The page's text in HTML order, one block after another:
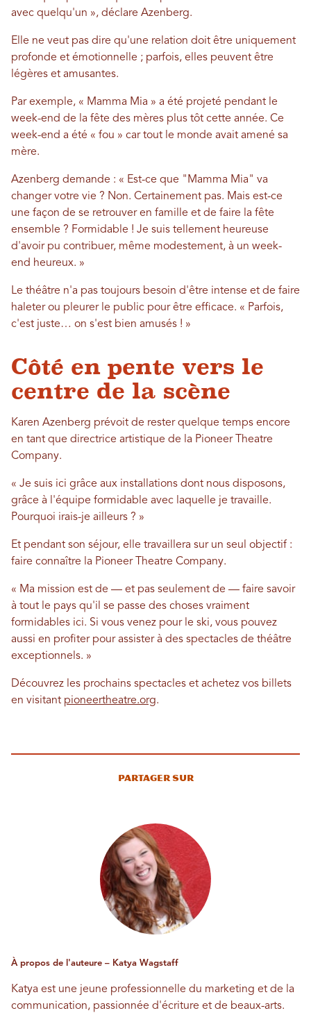
avec quelqu'un », déclare Azenberg.
Elle ne veut pas dire qu'une relation doit être uniquement
profonde et émotionnelle ; parfois, elles peuvent être
légères et amusantes.
Par exemple, « Mamma Mia » a été projeté pendant le
week-end de la fête des mères plus tôt cette année. Ce
week-end a été « fou » car tout le monde avait amené sa
mère.
Azenberg demande : « Est-ce que "Mamma Mia" va
changer votre vie ? Non. Certainement pas. Mais est-ce
une façon de se retrouver en famille et de faire la fête
ensemble ? Formidable ! Je suis tellement heureuse
d'avoir pu contribuer, même modestement, à un week-
end heureux. »
Le théâtre n'a pas toujours besoin d'être intense et de faire
haleter ou pleurer le public pour être efficace. « Parfois,
c'est juste… on s'est bien amusés ! »
Côté en pente vers le
centre de la scène
Karen Azenberg prévoit de rester quelque temps encore
en tant que directrice artistique de la Pioneer Theatre
Company.
« Je suis ici grâce aux installations dont nous disposons,
grâce à l'équipe formidable avec laquelle je travaille.
Pourquoi irais-je ailleurs ? »
Et pendant son séjour, elle travaillera sur un seul objectif :
faire connaître la Pioneer Theatre Company.
« Ma mission est de — et pas seulement de — faire savoir
à tout le pays qu'il se passe des choses vraiment
formidables ici. Si vous venez pour le ski, vous pouvez
aussi en profiter pour assister à des spectacles de théâtre
exceptionnels. »
Découvrez les prochains spectacles et achetez vos billets
en visitant pioneertheatre.org.
Partager sur
À propos de l'auteure – Katya Wagstaff
Katya est une jeune professionnelle du marketing et de la
communication, passionnée d'écriture et de beaux-arts.